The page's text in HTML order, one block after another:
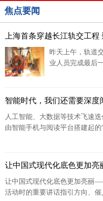
焦点要闻
上海首条穿越长江轨交工
昨天上午，轨道
业人员完成最后
天上午，崇明岛
智能时代，我们还需要深度
人工智能、大数据等技术飞速
由智能手机与阅读平台搭建起
让中国式现代化底色更加亮
让中国式现代化底色更加亮丽
活动时的重要讲话指引方向、